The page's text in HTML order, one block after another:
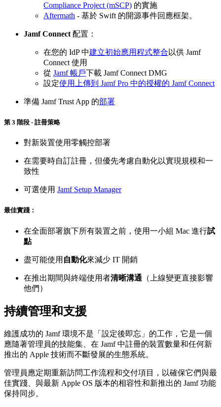
Compliance Project (mSCP) 的實施
Aftermath - 基於 Swift 的開源事件回應框架。
Jamf Connect 配置：
在您的 IdP 中建立初始應用程式整合 以供 Jamf
Connect 使用
從 Jamf 帳戶下載 Jamf Connect DMG
設定使用上傳到 Jamf Pro 中的授權的 Jamf Connect
準備 Jamf Trust App 的部署
第 3 階段 - 註冊策略
對新裝置使用零觸控部署
在需要時自訂註冊，但優先考慮自動化以實現規模和一
致性
可選使用 Jamf Setup Manager
最佳實踐：
在全面部署旗下所有裝置之前，使用一小組 Mac 進行試
點
盡可能使用 自動化來減少 IT 開銷
在推出期間與終端使用者清晰溝通 （上線變更直接影響
他們）
持續管理和支援
維護成功的 Jamf 環境不是「設定後即忘」的工作，它是一個
應隨著管理員的技能集、在 Jamf 中註冊的裝置數量和任何新
推出的 Apple 技術而不斷發展的生態系統。
管理員應定期重新訪問工作流程和交付項目，以確保它們與最
佳實踐、與最新 Apple OS 版本的相容性和新推出的 Jamf 功能
保持同步。